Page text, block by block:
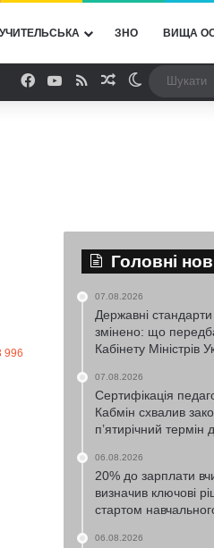
УЧИТЕЛЬСЬКА ЗНО ВИЩА
Facebook
YouTube
RSSВипадковаSwitch skin
996
Головні
07.08.2026
Державні стандарти
змінено: що
Кабінету Міністрів
07.08.2026
Сертифікація
Кабмін схвалив
п’ятирічний термін
06.08.2026
20% до зарплати
визначив ключові
стартом
06.08.2026